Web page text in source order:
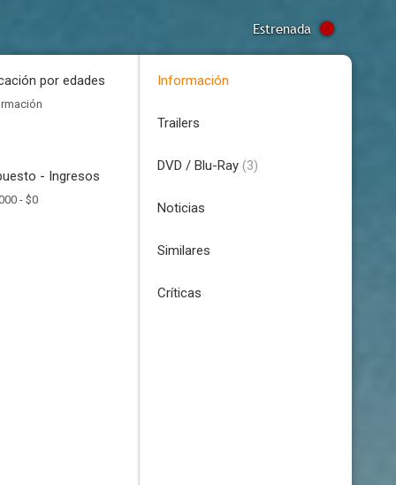
Estrenada
por edades
- Ingresos
-$0
Información
Trailers
DVD / Blu-Ray (3)
Noticias
Similares
Críticas